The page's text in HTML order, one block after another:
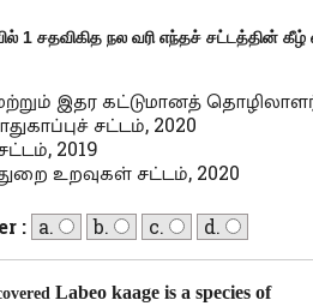
1சதவிகித நல வரி எந்தச் சட்டத்தின் கீழ்
இதர கட்டுமானத்
சட்டம், 2020
2019
உறவுகள் சட்டம், 2020
: a. b. c. d.
Labeo kaage is a species of